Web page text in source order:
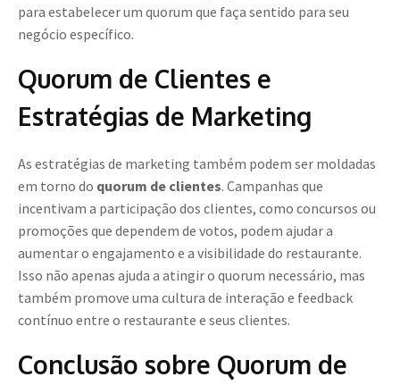
para estabelecer um quorum que faça sentido para seu
negócio específico.
Quorum de Clientes e
Estratégias de Marketing
As estratégias de marketing também podem ser moldadas
em torno do quorum de clientes. Campanhas que
incentivam a participação dos clientes, como concursos ou
promoções que dependem de votos, podem ajudar a
aumentar o engajamento e a visibilidade do restaurante.
Isso não apenas ajuda a atingir o quorum necessário, mas
também promove uma cultura de interação e feedback
contínuo entre o restaurante e seus clientes.
Conclusão sobre Quorum de